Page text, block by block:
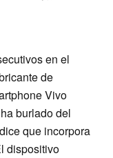
en el
de
Vivo
burlado del
que incorpora
dispositivo